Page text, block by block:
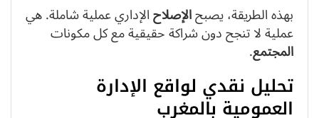
بهذه الطريقة، يصبحالإصلاحالإداري عملية شاملة. هي
عملية لا تنجح دون شراكة حقيقية مع كل مكونات
المجتمع.
تحليل نقدي لواقع الإدارة
العمومية بالمغرب